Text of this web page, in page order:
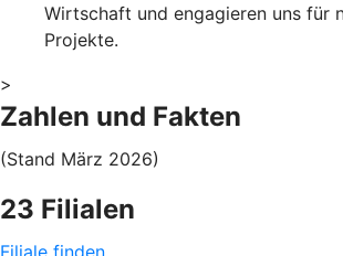
Wirtschaft und engagieren uns für
Projekte.
>
Zahlen und Fakten
(Stand März 2026)
23 Filialen
Filiale finden